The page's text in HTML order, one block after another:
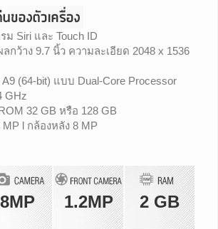
ม Siri และ Touch ID
กว้าง 9.7 นิ้ว ความละเอียด 2048 x 1536
(64-bit) แบบ Dual-Core Processor
GHz
32 GB หรือ 128 GB
l กล้องหลัง 8 MP
8MP 1.2MP 2 GB